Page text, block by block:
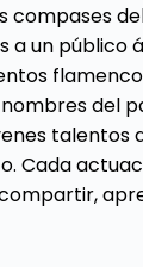
compases
a un público
del
talentos
Cada